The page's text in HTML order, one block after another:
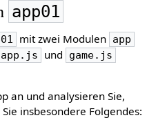
app01
mit zwei Modulen app
app.js und game.js
an und analysieren Sie,
insbesondere Folgendes: